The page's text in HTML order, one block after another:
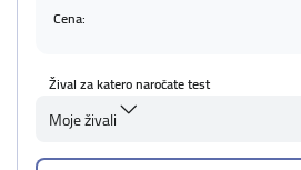
Cena:
Žival za katero naročate test
Moje živali